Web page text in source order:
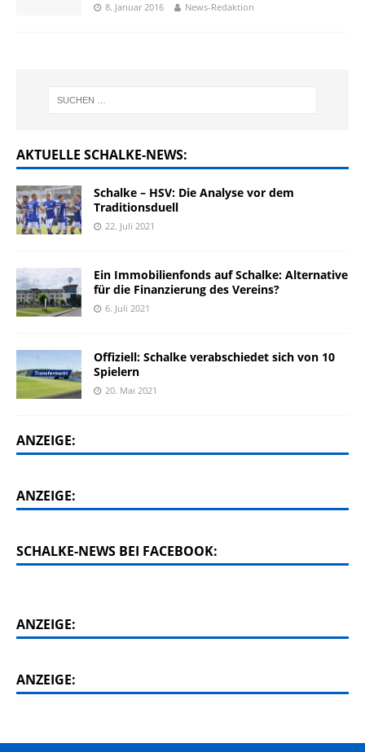
8. Januar 2016 News-Redaktion
AKTUELLE SCHALKE-NEWS:
Schalke – HSV: Die Analyse vor dem
Traditionsduell
22. Juli 2021
Ein Immobilienfonds auf Schalke: Alternative
für die Finanzierung des Vereins?
6. Juli 2021
Offiziell: Schalke verabschiedet sich von 10
Spielern
20. Mai 2021
ANZEIGE:
ANZEIGE:
SCHALKE-NEWS BEI FACEBOOK:
ANZEIGE:
ANZEIGE: